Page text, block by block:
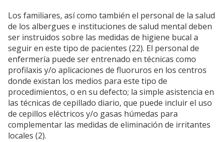
Los familiares, así como también el personal de la salud
de los albergues e instituciones de salud mental deben
ser instruidos sobre las medidas de higiene bucal a
seguir en este tipo de pacientes (22). El personal de
enfermería puede ser entrenado en técnicas como
profilaxis y/o aplicaciones de fluoruros en los centros
donde existan los medios para este tipo de
procedimientos, o en su defecto; la simple asistencia en
las técnicas de cepillado diario, que puede incluir el uso
de cepillos eléctricos y/o gasas húmedas para
complementar las medidas de eliminación de irritantes
locales (2).